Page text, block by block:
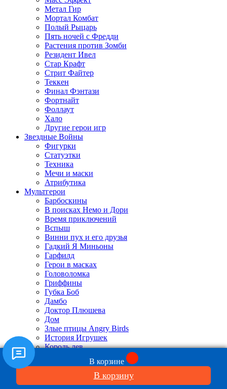
В корзине
В корзину
Метал Гир
Мортал Комбат
Полый Рыцарь
Пять ночей с Фредди
Растения против Зомби
Резидент Ивел
Стар Крафт
Стрит Файтер
Теккен
Финал Фэнтази
Фортнайт
Фоллаут
Хало
Другие герои игр
Звездные Войны
Фигурки
Статуэтки
Техника
Мечи и маски
Атрибутика
Мультгерои
Барбоскины
В поисках Немо и Дори
Время приключений
Вспыш
Винни пух и его друзья
Гадкий Я Миньоны
Гарфилд
Герои в масках
Головоломка
Гриффины
Губка Боб
Дамбо
Доктор Плюшева
Дом
Злые птицы Angry Birds
История Игрушек
Король лев
Корпорация монстров
Леди Баг